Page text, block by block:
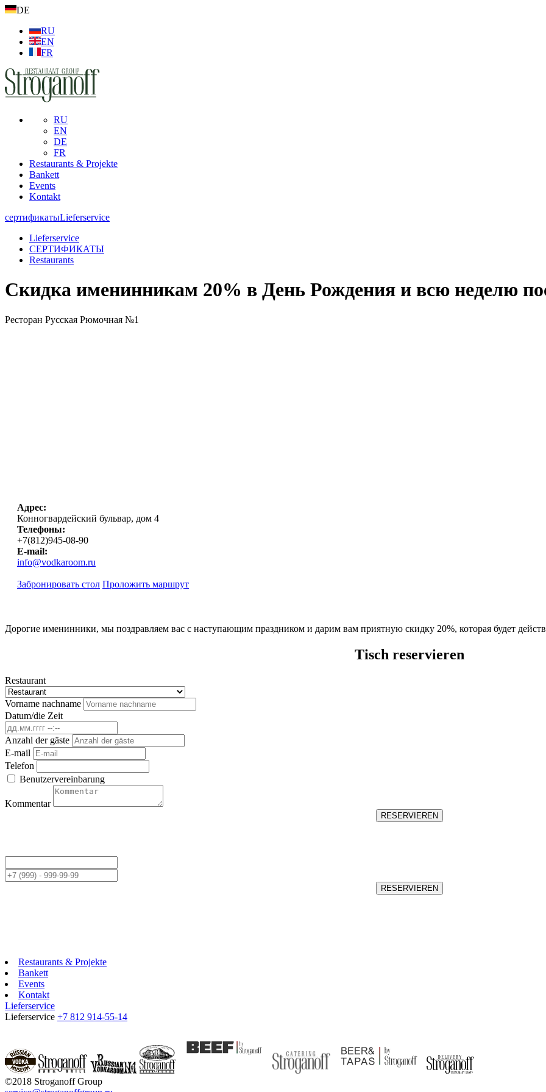
DE
RU
EN
FR
RU
EN
DE
FR
Restaurants & Projekte
Bankett
Events
Kontakt
сертификатыLieferservice
Lieferservice
СЕРТИФИКАТЫ
Restaurants
Скидка именинникам 20% в День Рождения и всю неделю
Ресторан Русская Рюмочная №1
Адрес:
Конногвардейский бульвар, дом 4
Телефоны:
+7(812)945-08-90
E-mail:
info@vodkaroom.ru
Забронировать стол Проложить маршрут
Дорогие именинники, мы поздравляем вас с наступающим праздником и дарим вам приятную скидку 20%, которая будет
Tisch reservieren
Restaurant
Vorname nachname
Datum/die Zeit
Anzahl der gäste
E-mail
Telefon
Benutzervereinbarung
Kommentar
RESERVIEREN
RESERVIEREN
Restaurants & Projekte
Bankett
Events
Kontakt
Lieferservice
Lieferservice +7 812 914-55-14
©2018 Stroganoff Group